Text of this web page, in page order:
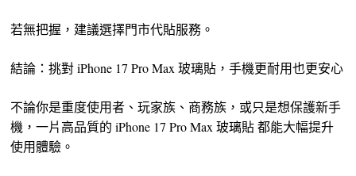
若無把握，建議選擇門市代貼服務。
結論：挑對 iPhone 17 Pro Max 玻璃貼，手機更耐用也更安心
不論你是重度使用者、玩家族、商務族，或只是想保護新手
機，一片高品質的 iPhone 17 Pro Max 玻璃貼 都能大幅提升
使用體驗。